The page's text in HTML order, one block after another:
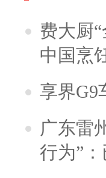
费大厨
中国烹
享界G9
广东雷
行为”